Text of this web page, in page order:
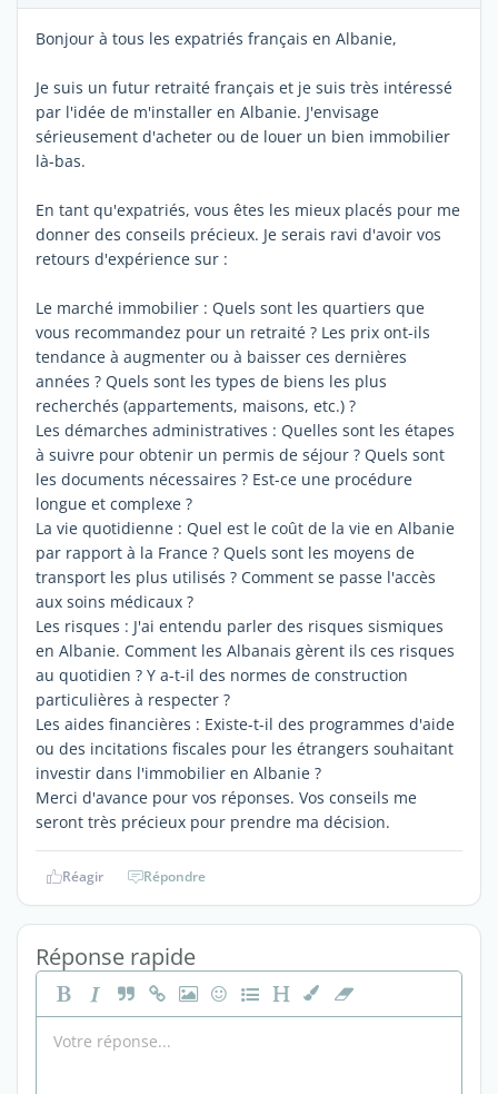
Bonjour à tous les expatriés français en Albanie,
Je suis un futur retraité français et je suis très intéressé
par l'idée de m'installer en Albanie. J'envisage
sérieusement d'acheter ou de louer un bien immobilier
là-bas.
En tant qu'expatriés, vous êtes les mieux placés pour me
donner des conseils précieux. Je serais ravi d'avoir vos
retours d'expérience sur :
Le marché immobilier : Quels sont les quartiers que
vous recommandez pour un retraité ? Les prix ont-ils
tendance à augmenter ou à baisser ces dernières
années ? Quels sont les types de biens les plus
recherchés (appartements, maisons, etc.) ?
Les démarches administratives : Quelles sont les étapes
à suivre pour obtenir un permis de séjour ? Quels sont
les documents nécessaires ? Est-ce une procédure
longue et complexe ?
La vie quotidienne : Quel est le coût de la vie en Albanie
par rapport à la France ? Quels sont les moyens de
transport les plus utilisés ? Comment se passe l'accès
aux soins médicaux ?
Les risques : J'ai entendu parler des risques sismiques
en Albanie. Comment les Albanais gèrent ils ces risques
au quotidien ? Y a-t-il des normes de construction
particulières à respecter ?
Les aides financières : Existe-t-il des programmes d'aide
ou des incitations fiscales pour les étrangers souhaitant
investir dans l'immobilier en Albanie ?
Merci d'avance pour vos réponses. Vos conseils me
seront très précieux pour prendre ma décision.
Réagir Répondre
Réponse rapide